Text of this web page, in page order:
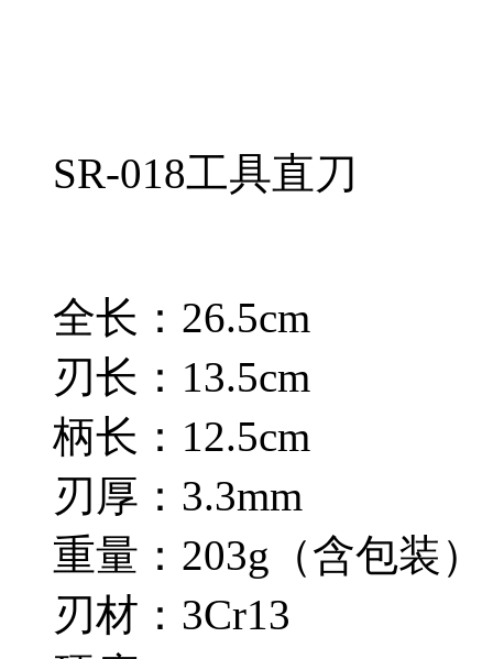
SR-018工具直刀
全长：26.5cm
刃长：13.5cm
柄长：12.5cm
刃厚：3.3mm
重量：203g（含包装）
刃材：3Cr13